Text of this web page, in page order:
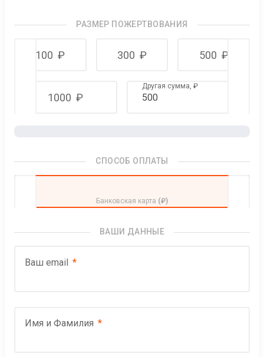
РАЗМЕР ПОЖЕРТВОВАНИЯ
100 ₽ 300 ₽ 500 ₽
1000 ₽
Другая сумма, ₽
СПОСОБ ОПЛАТЫ
Банковская карта (₽)
ВАШИ ДАННЫЕ
Ваш email
Имя и Фамилия